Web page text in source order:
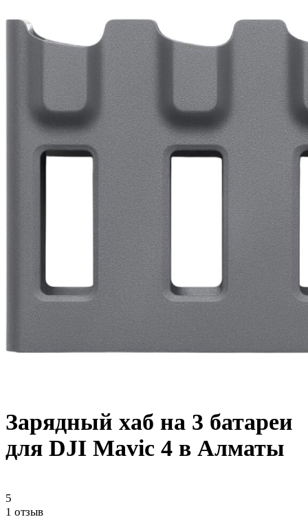
Зарядный хаб на 3 батареи
для DJI Mavic 4 в Алматы
5
1 отзыв